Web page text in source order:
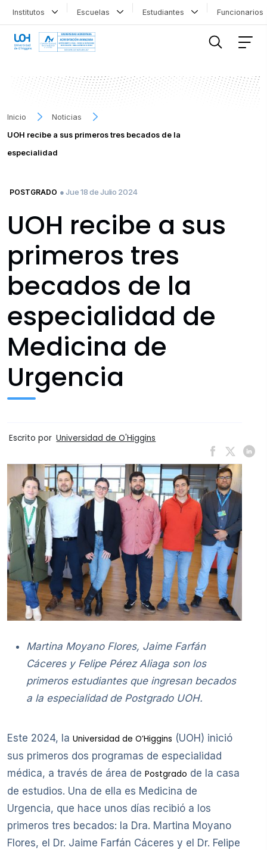
Institutos Escuelas Estudiantes
Inicio
Noticias
UOH recibe a sus primeros tres becados de la
especialidad
POSTGRADO ● Jue 18 de Julio 2024
UOH recibe a sus
primeros tres
becados de la
especialidad de
Medicina de
Urgencia
Escrito por Universidad de O'Higgins
Martina Moyano Flores, Jaime Farfán
Cáceres y Felipe Pérez Aliaga son los
primeros estudiantes que ingresan becados
a la especialidad de Postgrado UOH.
Este 2024, la Universidad de O’Higgins (UOH) inició
sus primeros dos programas de especialidad
médica, a través de área de Postgrado de la casa
de estudios. Una de ella es Medicina de
Urgencia, que hace unos días recibió a los
primeros tres becados: la Dra. Martina Moyano
Flores, el Dr. Jaime Farfán Cáceres y el Dr. Felipe